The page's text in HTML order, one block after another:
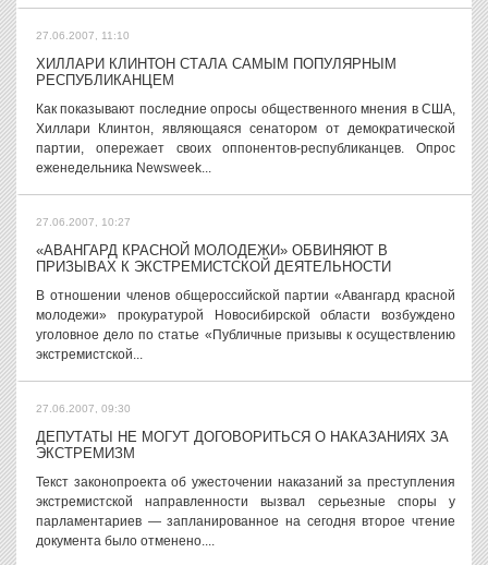
27.06.2007, 11:10
ХИЛЛАРИ КЛИНТОН СТАЛА САМЫМ ПОПУЛЯРНЫМ
РЕСПУБЛИКАНЦЕМ
Как показывают последние опросы общественного мнения в США,
Хиллари Клинтон, являющаяся сенатором от демократической
партии, опережает своих оппонентов-республиканцев. Опрос
еженедельника Newsweek...
27.06.2007, 10:27
«АВАНГАРД КРАСНОЙ МОЛОДЕЖИ» ОБВИНЯЮТ В
ПРИЗЫВАХ К ЭКСТРЕМИСТСКОЙ ДЕЯТЕЛЬНОСТИ
В отношении членов общероссийской партии «Авангард красной
молодежи» прокуратурой Новосибирской области возбуждено
уголовное дело по статье «Публичные призывы к осуществлению
экстремистской...
27.06.2007, 09:30
ДЕПУТАТЫ НЕ МОГУТ ДОГОВОРИТЬСЯ О НАКАЗАНИЯХ ЗА
ЭКСТРЕМИЗМ
Текст законопроекта об ужесточении наказаний за преступления
экстремистской направленности вызвал серьезные споры у
парламентариев — запланированное на сегодня второе чтение
документа было отменено....